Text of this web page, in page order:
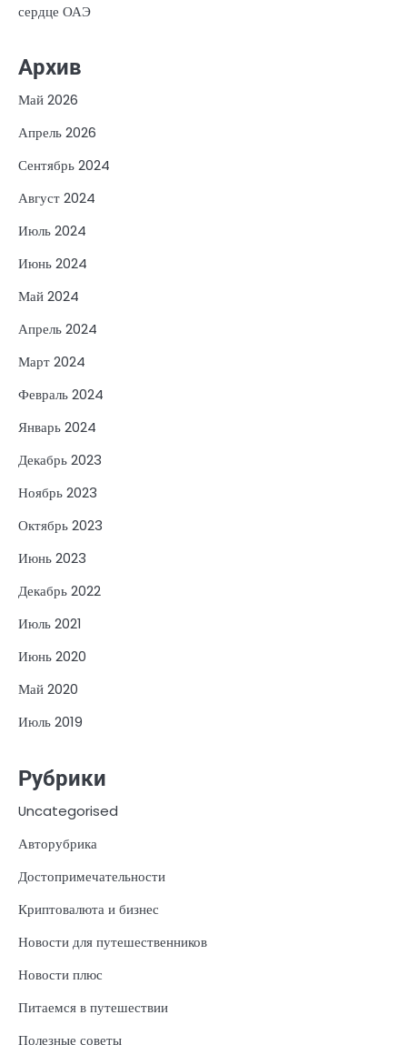
сердце ОАЭ
Архив
Май 2026
Апрель 2026
Сентябрь 2024
Август 2024
Июль 2024
Июнь 2024
Май 2024
Апрель 2024
Март 2024
Февраль 2024
Январь 2024
Декабрь 2023
Ноябрь 2023
Октябрь 2023
Июнь 2023
Декабрь 2022
Июль 2021
Июнь 2020
Май 2020
Июль 2019
Рубрики
Uncategorised
Авторубрика
Достопримечательности
Криптовалюта и бизнес
Новости для путешественников
Новости плюс
Питаемся в путешествии
Полезные советы